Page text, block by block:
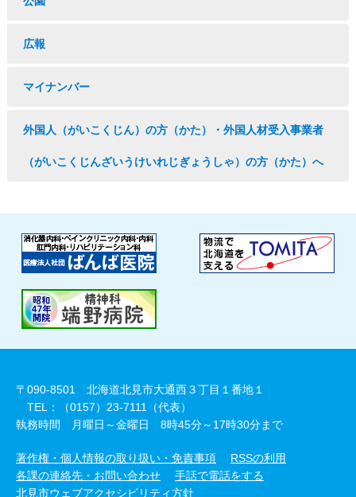
広報
マイナンバー
外国人（がいこくじん）の方（かた）・外国人材受入事業者
（がいこくじんざいうけいれじぎょうしゃ）の方（かた）へ
〒090-8501 北海道北見市大通西３丁目１番地１
TEL：（0157）23-7111（代表）
執務時間 月曜日～金曜日 8時45分～17時30分まで
著作権・個人情報の取り扱い・免責事項
RSSの利用
各課の連絡先・お問い合わせ
手話で電話をする
北見市ウェブアクセシビリティ方針